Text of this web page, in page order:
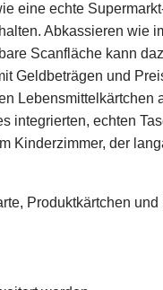
eine echte
Abkassieren wie
Scanfläche kann
Geldbeträgen und
Lebensmittelkärtchen
integrierten, echten
Kinderzimmer, der
Produktkärtchen